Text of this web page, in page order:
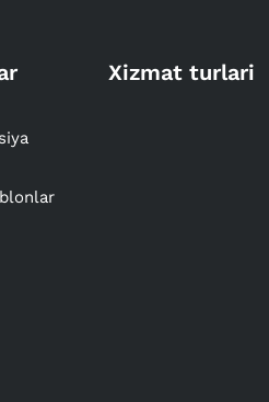
Xizmat turlari